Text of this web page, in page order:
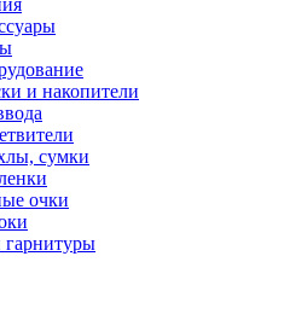
и накопители
сумки
очки